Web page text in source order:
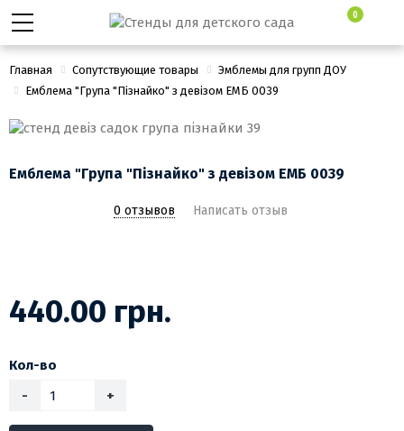
0
Главная Сопутствующие товары
Эмблемы для групп ДОУ
Емблема "Група "Пізнайко" з девізом ЕМБ 0039
Емблема "Група "Пізнайко" з девізом ЕМБ 0039
0 отзывов Написать отзыв
440.00 грн.
Кол-во
-
+